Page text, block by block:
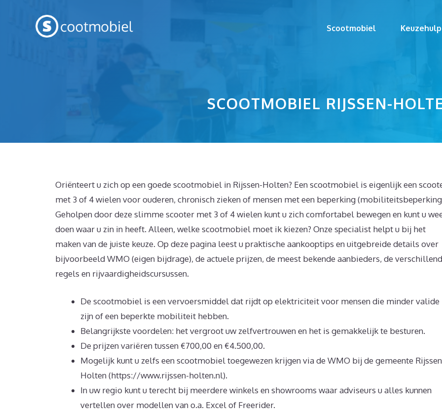
Scootmobiel Keuzehulp
SCOOTMOBIEL RIJSSEN-
Oriënteert u zich op een goede scootmobiel in Rijssen-Holten? Een scootmobiel is eigenlijk een
met 3 of 4 wielen voor ouderen, chronisch zieken of mensen met een beperking
Geholpen door deze slimme scooter met 3 of 4 wielen kunt u zich comfortabel bewegen en kunt u
doen waar u zin in heeft. Alleen, welke scootmobiel moet ik kiezen? Onze specialist helpt u bij het
maken van de juiste keuze. Op deze pagina leest u praktische aankooptips en uitgebreide details over
bijvoorbeeld WMO (eigen bijdrage), de actuele prijzen, de meest bekende aanbieders, de
regels en rijvaardigheidscursussen.
De scootmobiel is een vervoersmiddel dat rijdt op elektriciteit voor mensen die minder valide
zijn of een beperkte mobiliteit hebben.
Belangrijkste voordelen: het vergroot uw zelfvertrouwen en het is gemakkelijk te besturen.
De prijzen variëren tussen €700,00 en €4.500,00.
Mogelijk kunt u zelfs een scootmobiel toegewezen krijgen via de WMO bij de gemeente
Holten (https://www.rijssen-holten.nl).
In uw regio kunt u terecht bij meerdere winkels en showrooms waar adviseurs u alles kunnen
vertellen over modellen van o.a. Excel of Freerider.